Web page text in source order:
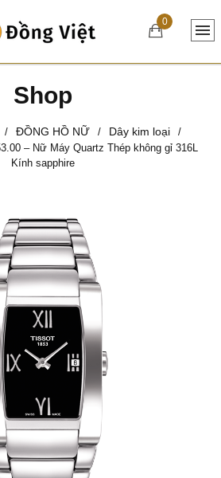
0
Shop
/ ĐỒNG HỒ NỮ / Dây kim loại
/
– Nữ Máy Quartz Thép không gỉ 316L
Kính sapphire